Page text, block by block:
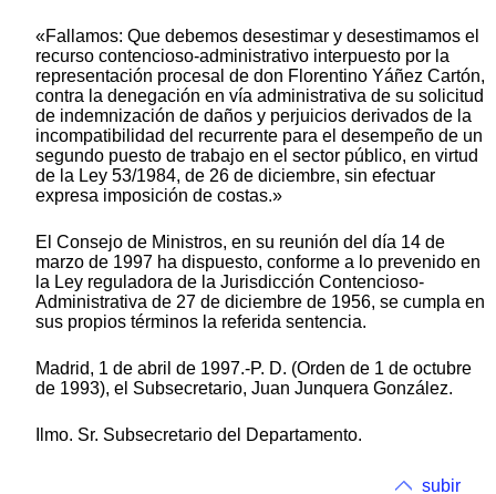
«Fallamos: Que debemos desestimar y desestimamos el
recurso contencioso-administrativo interpuesto por la
representación procesal de don Florentino Yáñez Cartón,
contra la denegación en vía administrativa de su solicitud
de indemnización de daños y perjuicios derivados de la
incompatibilidad del recurrente para el desempeño de un
segundo puesto de trabajo en el sector público, en virtud
de la Ley 53/1984, de 26 de diciembre, sin efectuar
expresa imposición de costas.»
El Consejo de Ministros, en su reunión del día 14 de
marzo de 1997 ha dispuesto, conforme a lo prevenido en
la Ley reguladora de la Jurisdicción Contencioso-
Administrativa de 27 de diciembre de 1956, se cumpla en
sus propios términos la referida sentencia.
Madrid, 1 de abril de 1997.-P. D. (Orden de 1 de octubre
de 1993), el Subsecretario, Juan Junquera González.
Ilmo. Sr. Subsecretario del Departamento.
subir